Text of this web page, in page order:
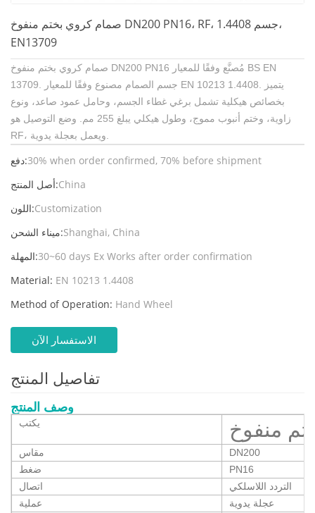
صمام كروي بختم منفوخ DN200 PN16، RF، جسم 1.4408،
EN13709
صمام كروي بختم منفوخ DN200 PN16 مُصنَّع وفقًا للمعيار BS EN
13709. جسم الصمام مصنوع وفقًا للمعيار EN 10213 1.4408. يتميز
بخصائص هيكلية تشمل برغي غطاء الجسم، وحامل عمود صاعد، ونوع
زاوية، وختم أنبوب مموج، وطول هيكلي يبلغ 255 مم. وضع التوصيل هو
دفع:30% when order confirmed, 70% before shipment
أصل المنتج:China
اللون:Customization
ميناء الشحن:Shanghai, China
المهلة:30~60 days Ex Works after order confirmation
Material: EN 10213 1.4408
Method of Operation: Hand Wheel
الاستفسار الآن
تفاصيل المنتج
وصف المنتج
يكتب منفوخ
مقاس
DN200
ضغط
PN16
اتصال
التردد اللاسلكي
عملية
عجلة يدوية